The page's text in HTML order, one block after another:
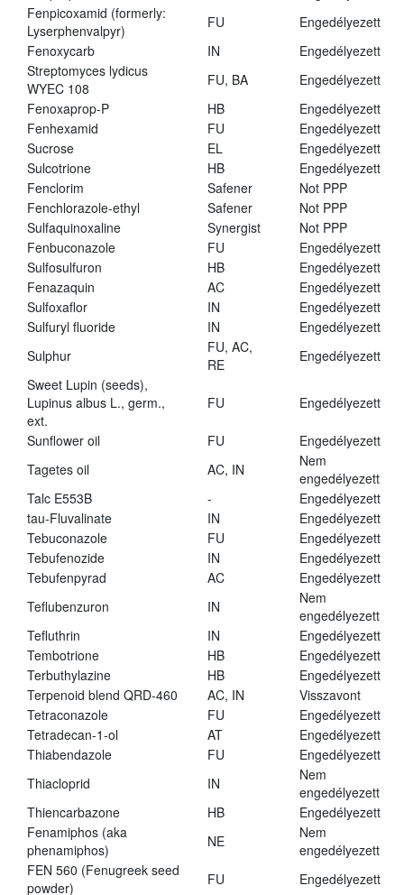
Fenpicoxamid (formerly:
Lyserphenvalpyr)
FU
Engedélyezett
Fenoxycarb
IN
Engedélyezett
Streptomyces lydicus
WYEC 108
FU, BA
Engedélyezett
Fenoxaprop-P
HB
Engedélyezett
Fenhexamid
FU
Engedélyezett
Sucrose
EL
Engedélyezett
Sulcotrione
HB
Engedélyezett
Fenclorim
Safener
Not PPP
Fenchlorazole-ethyl
Safener
Not PPP
Sulfaquinoxaline
Synergist
Not PPP
Fenbuconazole
FU
Engedélyezett
Sulfosulfuron
HB
Engedélyezett
Fenazaquin
AC
Engedélyezett
Sulfoxaflor
IN
Engedélyezett
Sulfuryl fluoride
IN
Engedélyezett
Sulphur
FU, AC,
RE
Engedélyezett
Sweet Lupin (seeds),
Lupinus albus L., germ.,
ext.
FU Engedélyezett
Sunflower oil FU
Engedélyezett
Tagetes oil
AC, IN
Nem
engedélyezett
Talc E553B
-
Engedélyezett
tau-Fluvalinate
IN
Engedélyezett
Tebuconazole
FU
Engedélyezett
Tebufenozide
IN
Engedélyezett
Tebufenpyrad
AC
Engedélyezett
Teflubenzuron
IN
Nem
engedélyezett
Tefluthrin
IN
Engedélyezett
Tembotrione
HB
Engedélyezett
Terbuthylazine
HB
Engedélyezett
Terpenoid blend QRD-460
AC, IN
Visszavont
Tetraconazole
FU
Engedélyezett
Tetradecan-1-ol
AT
Engedélyezett
Thiabendazole
FU
Engedélyezett
Thiacloprid
IN
Nem
engedélyezett
Thiencarbazone
HB
Engedélyezett
Fenamiphos (aka
phenamiphos)
NE
Nem
engedélyezett
FEN 560 (Fenugreek seed
powder)
FU Engedélyezett